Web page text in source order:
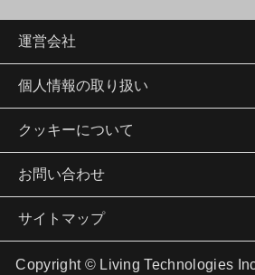
運営会社
個人情報の取り扱い
クッキーについて
お問い合わせ
サイトマップ
Copyright © Living Technologies